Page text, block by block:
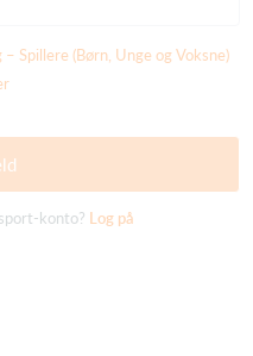
Spillere (Børn, Unge og Voksne)
konto? Log på